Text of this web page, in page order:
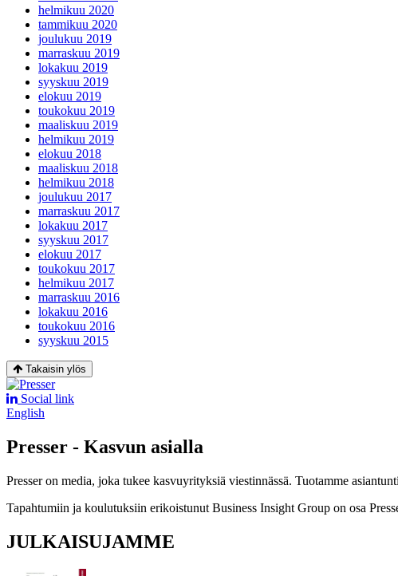
helmikuu 2020
tammikuu 2020
joulukuu 2019
marraskuu 2019
lokakuu 2019
syyskuu 2019
elokuu 2019
toukokuu 2019
maaliskuu 2019
helmikuu 2019
elokuu 2018
maaliskuu 2018
helmikuu 2018
joulukuu 2017
marraskuu 2017
lokakuu 2017
syyskuu 2017
elokuu 2017
toukokuu 2017
helmikuu 2017
marraskuu 2016
lokakuu 2016
toukokuu 2016
syyskuu 2015
Takaisin ylös
Social link
English
Presser - Kasvun asialla
Presser on media, joka tukee kasvuyrityksiä viestinnässä. Tuotamme
Tapahtumiin ja koulutuksiin erikoistunut Business Insight Group on osa
JULKAISUJAMME